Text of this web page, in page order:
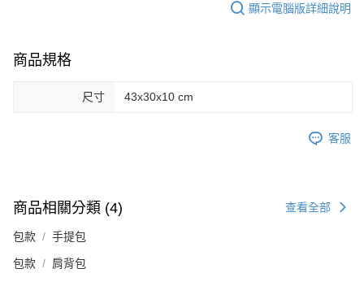
顯示電腦版詳細說明
商品規格
尺寸 43x30x10 cm
客服
商品相關分類 (4) 查看全部
包款 手提包
包款 肩背包